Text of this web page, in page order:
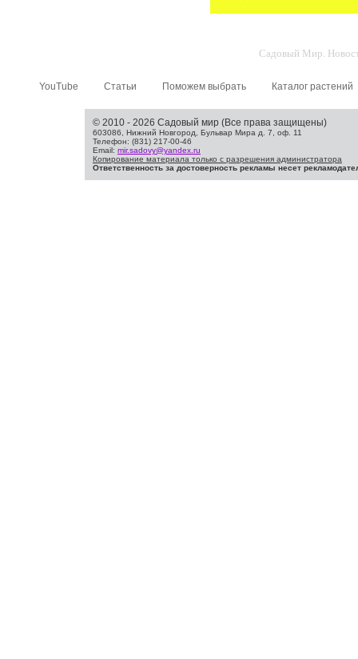
Садовый Мир.
YouTube Статьи Поможем выбрать Каталог растений
© 2010 - 2026 Садовый мир (Все права защищены)
603086, Нижний Новгород, Бульвар Мира д. 7, оф. 11
Телефон: (831) 217-00-46
Email: mir.sadovy@yandex.ru
Копирование материала только с разрешения администратора
Ответственность за достоверность рекламы несет